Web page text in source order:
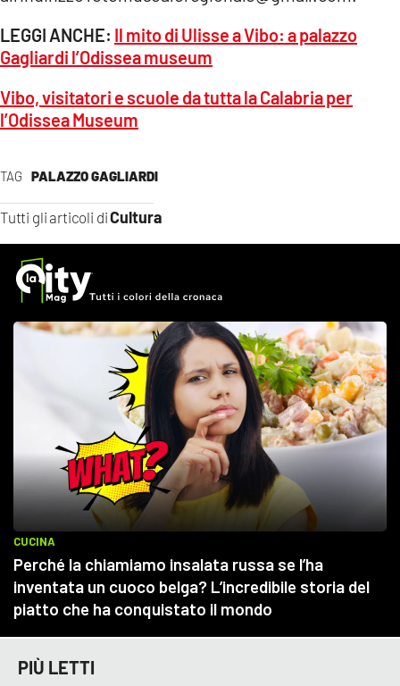
TAG PALAZZO GAGLIARDI
Tutti gli articoli diCultura
LEGGI ANCHE: Il mito di Ulisse a Vibo: a palazzo
Gagliardi l’Odissea museum
Vibo, visitatori e scuole da tutta la Calabria per
l’Odissea Museum
PIÙ LETTI